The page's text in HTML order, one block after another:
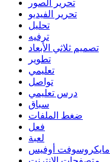
تحرير الصور
تحرير الفيديو
تحليل
ترفيه
تصميم ثلاثي الأبعاد
تطوير
تعليمي
تواصل
درس تعليمي
سباق
ضغط الملفات
فعل
لعبة
مايكروسوفت أوفيس